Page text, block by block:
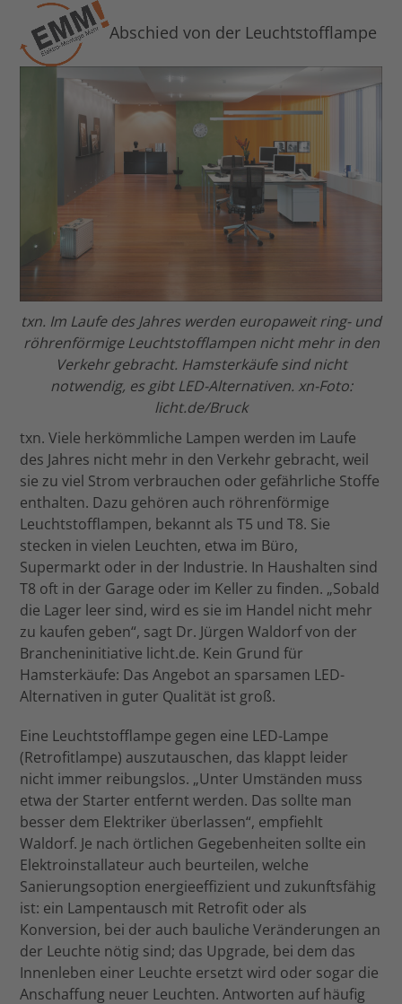
content
Open
mobile
menu
Close
mobile
menu
Abschied von der Leuchtstofflampe
txn. Im Laufe des Jahres werden europaweit ring- und
röhrenförmige Leuchtstofflampen nicht mehr in den
Verkehr gebracht. Hamsterkäufe sind nicht
notwendig, es gibt LED-Alternativen. xn-Foto:
licht.de/Bruck
txn. Viele herkömmliche Lampen werden im Laufe
des Jahres nicht mehr in den Verkehr gebracht, weil
sie zu viel Strom verbrauchen oder gefährliche Stoffe
enthalten. Dazu gehören auch röhrenförmige
Leuchtstofflampen, bekannt als T5 und T8. Sie
stecken in vielen Leuchten, etwa im Büro,
Supermarkt oder in der Industrie. In Haushalten sind
T8 oft in der Garage oder im Keller zu finden. „Sobald
die Lager leer sind, wird es sie im Handel nicht mehr
zu kaufen geben“, sagt Dr. Jürgen Waldorf von der
Brancheninitiative licht.de. Kein Grund für
Hamsterkäufe: Das Angebot an sparsamen LED-
Alternativen in guter Qualität ist groß.
Eine Leuchtstofflampe gegen eine LED-Lampe
(Retrofitlampe) auszutauschen, das klappt leider
nicht immer reibungslos. „Unter Umständen muss
etwa der Starter entfernt werden. Das sollte man
besser dem Elektriker überlassen“, empfiehlt
Waldorf. Je nach örtlichen Gegebenheiten sollte ein
Elektroinstallateur auch beurteilen, welche
Sanierungsoption energieeffizient und zukunftsfähig
ist: ein Lampentausch mit Retrofit oder als
Konversion, bei der auch bauliche Veränderungen an
der Leuchte nötig sind; das Upgrade, bei dem das
Innenleben einer Leuchte ersetzt wird oder sogar die
Anschaffung neuer Leuchten. Antworten auf häufig